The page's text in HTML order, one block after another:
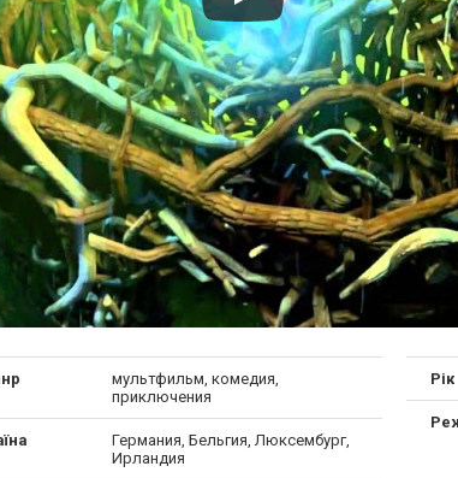
мультфильм, комедия,
приключения
Германия, Бельгия, Люксембург,
Ирландия
Рік